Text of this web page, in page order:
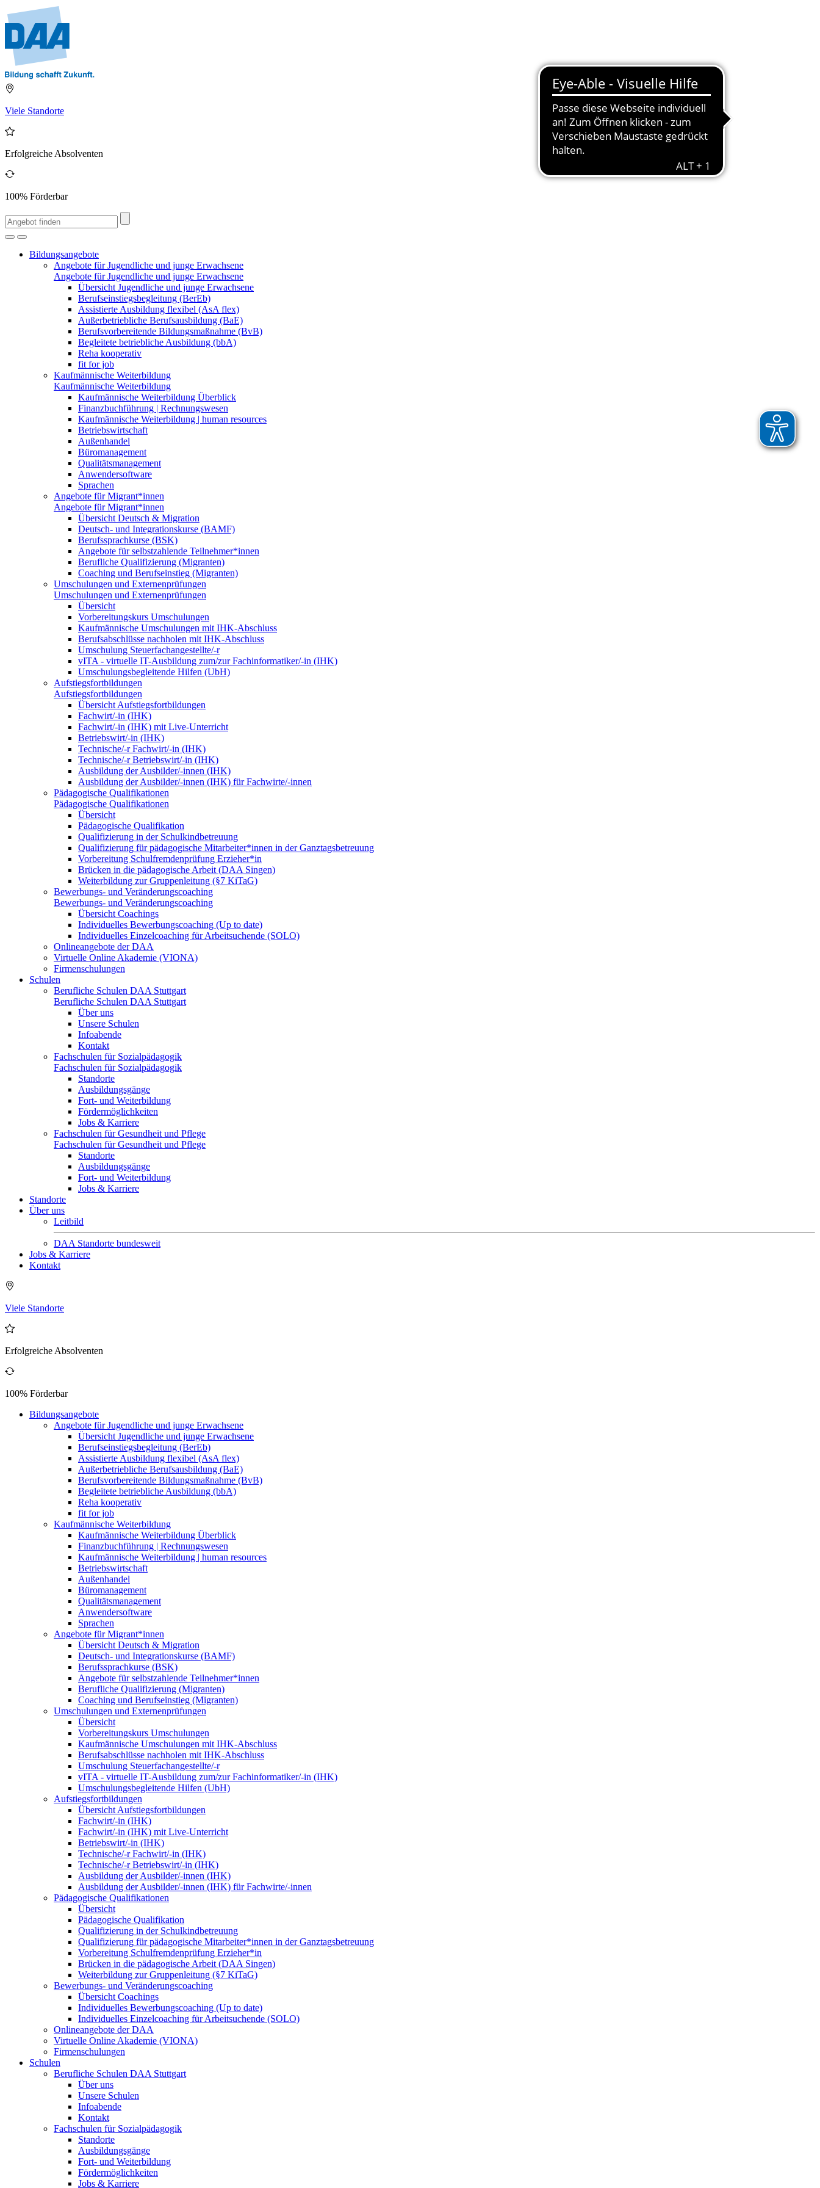
Viele Standorte
Erfolgreiche Absolventen
100% Förderbar
Bildungsangebote
Angebote für Jugendliche und junge Erwachsene
Angebote für Jugendliche und junge Erwachsene
Übersicht Jugendliche und junge Erwachsene
Berufseinstiegsbegleitung (BerEb)
Assistierte Ausbildung flexibel (AsA flex)
Außerbetriebliche Berufsausbildung (BaE)
Berufsvorbereitende Bildungsmaßnahme (BvB)
Begleitete betriebliche Ausbildung (bbA)
Reha kooperativ
fit for job
Kaufmännische Weiterbildung
Kaufmännische Weiterbildung
Kaufmännische Weiterbildung Überblick
Finanzbuchführung | Rechnungswesen
Kaufmännische Weiterbildung | human resources
Betriebswirtschaft
Außenhandel
Büromanagement
Qualitätsmanagement
Anwendersoftware
Sprachen
Angebote für Migrant*innen
Angebote für Migrant*innen
Übersicht Deutsch & Migration
Deutsch- und Integrationskurse (BAMF)
Berufssprachkurse (BSK)
Angebote für selbstzahlende Teilnehmer*innen
Berufliche Qualifizierung (Migranten)
Coaching und Berufseinstieg (Migranten)
Umschulungen und Externenprüfungen
Umschulungen und Externenprüfungen
Übersicht
Vorbereitungskurs Umschulungen
Kaufmännische Umschulungen mit IHK-Abschluss
Berufsabschlüsse nachholen mit IHK-Abschluss
Umschulung Steuerfachangestellte/-r
vITA - virtuelle IT-Ausbildung zum/zur Fachinformatiker/-in (IHK)
Umschulungsbegleitende Hilfen (UbH)
Aufstiegsfortbildungen
Aufstiegsfortbildungen
Übersicht Aufstiegsfortbildungen
Fachwirt/-in (IHK)
Fachwirt/-in (IHK) mit Live-Unterricht
Betriebswirt/-in (IHK)
Technische/-r Fachwirt/-in (IHK)
Technische/-r Betriebswirt/-in (IHK)
Ausbildung der Ausbilder/-innen (IHK)
Ausbildung der Ausbilder/-innen (IHK) für Fachwirte/-innen
Pädagogische Qualifikationen
Pädagogische Qualifikationen
Übersicht
Pädagogische Qualifikation
Qualifizierung in der Schulkindbetreuung
Qualifizierung für pädagogische Mitarbeiter*innen in der Ganztagsbetreuung
Vorbereitung Schulfremdenprüfung Erzieher*in
Brücken in die pädagogische Arbeit (DAA Singen)
Weiterbildung zur Gruppenleitung (§7 KiTaG)
Bewerbungs- und Veränderungscoaching
Bewerbungs- und Veränderungscoaching
Übersicht Coachings
Individuelles Bewerbungscoaching (Up to date)
Individuelles Einzelcoaching für Arbeitsuchende (SOLO)
Onlineangebote der DAA
Virtuelle Online Akademie (VIONA)
Firmenschulungen
Schulen
Berufliche Schulen DAA Stuttgart
Berufliche Schulen DAA Stuttgart
Über uns
Unsere Schulen
Infoabende
Kontakt
Fachschulen für Sozialpädagogik
Fachschulen für Sozialpädagogik
Standorte
Ausbildungsgänge
Fort- und Weiterbildung
Fördermöglichkeiten
Jobs & Karriere
Fachschulen für Gesundheit und Pflege
Fachschulen für Gesundheit und Pflege
Standorte
Ausbildungsgänge
Fort- und Weiterbildung
Jobs & Karriere
Standorte
Über uns
Leitbild
DAA Standorte bundesweit
Jobs & Karriere
Kontakt
Viele Standorte
Erfolgreiche Absolventen
100% Förderbar
Bildungsangebote
Angebote für Jugendliche und junge Erwachsene
Übersicht Jugendliche und junge Erwachsene
Berufseinstiegsbegleitung (BerEb)
Assistierte Ausbildung flexibel (AsA flex)
Außerbetriebliche Berufsausbildung (BaE)
Berufsvorbereitende Bildungsmaßnahme (BvB)
Begleitete betriebliche Ausbildung (bbA)
Reha kooperativ
fit for job
Kaufmännische Weiterbildung
Kaufmännische Weiterbildung Überblick
Finanzbuchführung | Rechnungswesen
Kaufmännische Weiterbildung | human resources
Betriebswirtschaft
Außenhandel
Büromanagement
Qualitätsmanagement
Anwendersoftware
Sprachen
Angebote für Migrant*innen
Übersicht Deutsch & Migration
Deutsch- und Integrationskurse (BAMF)
Berufssprachkurse (BSK)
Angebote für selbstzahlende Teilnehmer*innen
Berufliche Qualifizierung (Migranten)
Coaching und Berufseinstieg (Migranten)
Umschulungen und Externenprüfungen
Übersicht
Vorbereitungskurs Umschulungen
Kaufmännische Umschulungen mit IHK-Abschluss
Berufsabschlüsse nachholen mit IHK-Abschluss
Umschulung Steuerfachangestellte/-r
vITA - virtuelle IT-Ausbildung zum/zur Fachinformatiker/-in (IHK)
Umschulungsbegleitende Hilfen (UbH)
Aufstiegsfortbildungen
Übersicht Aufstiegsfortbildungen
Fachwirt/-in (IHK)
Fachwirt/-in (IHK) mit Live-Unterricht
Betriebswirt/-in (IHK)
Technische/-r Fachwirt/-in (IHK)
Technische/-r Betriebswirt/-in (IHK)
Ausbildung der Ausbilder/-innen (IHK)
Ausbildung der Ausbilder/-innen (IHK) für Fachwirte/-innen
Pädagogische Qualifikationen
Übersicht
Pädagogische Qualifikation
Qualifizierung in der Schulkindbetreuung
Qualifizierung für pädagogische Mitarbeiter*innen in der Ganztagsbetreuung
Vorbereitung Schulfremdenprüfung Erzieher*in
Brücken in die pädagogische Arbeit (DAA Singen)
Weiterbildung zur Gruppenleitung (§7 KiTaG)
Bewerbungs- und Veränderungscoaching
Übersicht Coachings
Individuelles Bewerbungscoaching (Up to date)
Individuelles Einzelcoaching für Arbeitsuchende (SOLO)
Onlineangebote der DAA
Virtuelle Online Akademie (VIONA)
Firmenschulungen
Schulen
Berufliche Schulen DAA Stuttgart
Über uns
Unsere Schulen
Infoabende
Kontakt
Fachschulen für Sozialpädagogik
Standorte
Ausbildungsgänge
Fort- und Weiterbildung
Fördermöglichkeiten
Jobs & Karriere